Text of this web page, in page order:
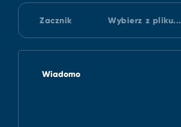
Zacznik Wybierz z pliku...
Wiadomo